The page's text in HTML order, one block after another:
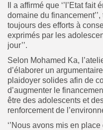
Il a affirmé que ‘’l’Etat
domaine du financement’’,
toujours des efforts à
exprimés par les
jour’’.
Selon Mohamed Ka,
d’élaborer un
plaidoyer solides afin de
d’augmenter le
être des adolescents et
renforcement de
‘’Nous avons mis en